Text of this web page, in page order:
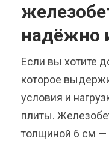
надёжно
Если вы хотите
которое
условия и
плиты.
толщиной 6 см —